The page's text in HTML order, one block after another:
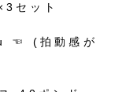
セット
☜ (拍動感が